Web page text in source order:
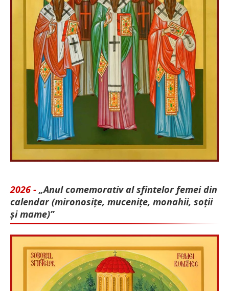
2026 - „Anul comemorativ al sfintelor femei din
calendar (mironosițe, mu­cenițe, monahii, soții
și mame)”